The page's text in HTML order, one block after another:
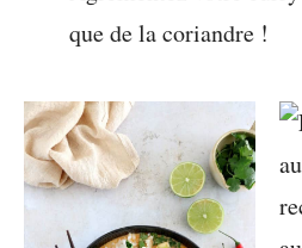
que de la coriandre !